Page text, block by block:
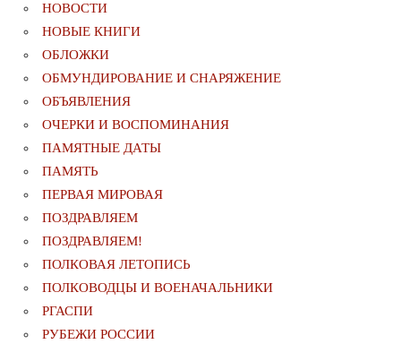
НОВОСТИ
НОВЫЕ КНИГИ
ОБЛОЖКИ
ОБМУНДИРОВАНИЕ И СНАРЯЖЕНИЕ
ОБЪЯВЛЕНИЯ
ОЧЕРКИ И ВОСПОМИНАНИЯ
ПАМЯТНЫЕ ДАТЫ
ПАМЯТЬ
ПЕРВАЯ МИРОВАЯ
ПОЗДРАВЛЯЕМ
ПОЗДРАВЛЯЕМ!
ПОЛКОВАЯ ЛЕТОПИСЬ
ПОЛКОВОДЦЫ И ВОЕНАЧАЛЬНИКИ
РГАСПИ
РУБЕЖИ РОССИИ